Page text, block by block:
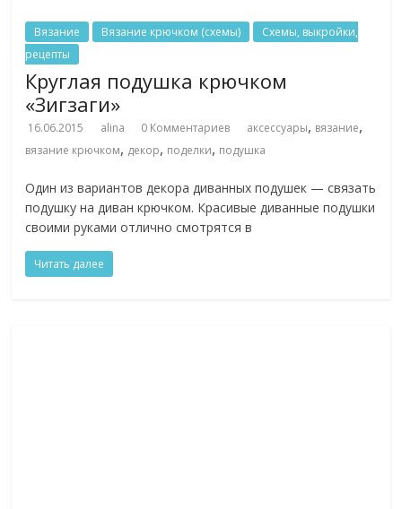
Вязание Вязание крючком (схемы)
Схемы, выкройки,
рецепты
Круглая подушка крючком
«Зигзаги»
16.06.2015 alina 0 Комментариев аксессуары, вязание,
вязание крючком, декор, поделки, подушка
Один из вариантов декора диванных подушек — связать
подушку на диван крючком. Красивые диванные подушки
своими руками отлично смотрятся в
Читать далее